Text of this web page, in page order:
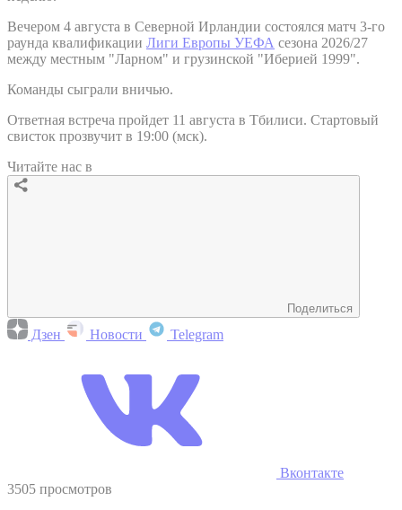
Вечером 4 августа в Северной Ирландии состоялся матч 3-го
раунда квалификации Лиги Европы УЕФА сезона 2026/27
между местным "Ларном" и грузинской "Иберией 1999".
Команды сыграли вничью.
Ответная встреча пройдет 11 августа в Тбилиси. Стартовый
свисток прозвучит в 19:00 (мск).
Читайте нас в
Поделиться
Дзен Новости Telegram
Вконтакте
3505 просмотров